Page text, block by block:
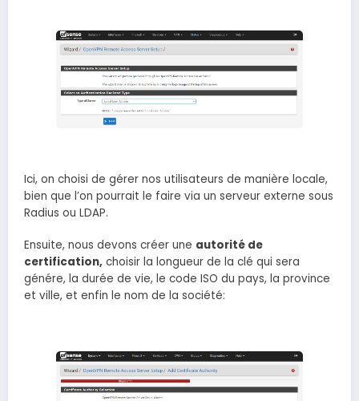
Ici, on choisi de gérer nos utilisateurs de manière locale,
bien que l’on pourrait le faire via un serveur externe sous
Radius ou LDAP.
Ensuite, nous devons créer une autorité de
certification, choisir la longueur de la clé qui sera
génére, la durée de vie, le code ISO du pays, la province
et ville, et enfin le nom de la société: